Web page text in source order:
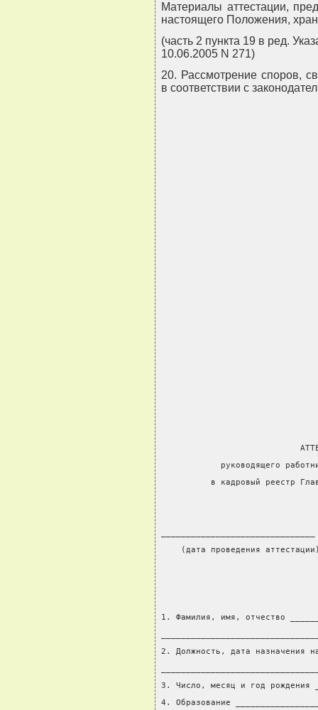
Материалы аттестации,
настоящего Положения,
(часть 2 пункта 19 в ред.
10.06.2005 N 271)
20. Рассмотрение споров,
в соответствии с
руководящего
в кадровый реестр
(дата проведения
1. Фамилия, имя, отчество
2. Должность, дата назначения
3. Число, месяц и год рождения
4. Образование